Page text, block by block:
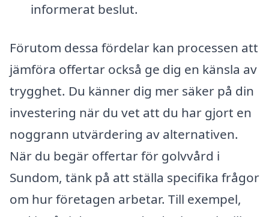
informerat beslut.
Förutom dessa fördelar kan processen att
jämföra offertar också ge dig en känsla av
trygghet. Du känner dig mer säker på din
investering när du vet att du har gjort en
noggrann utvärdering av alternativen.
När du begär offertar för golvvård i
Sundom, tänk på att ställa specifika frågor
om hur företagen arbetar. Till exempel,